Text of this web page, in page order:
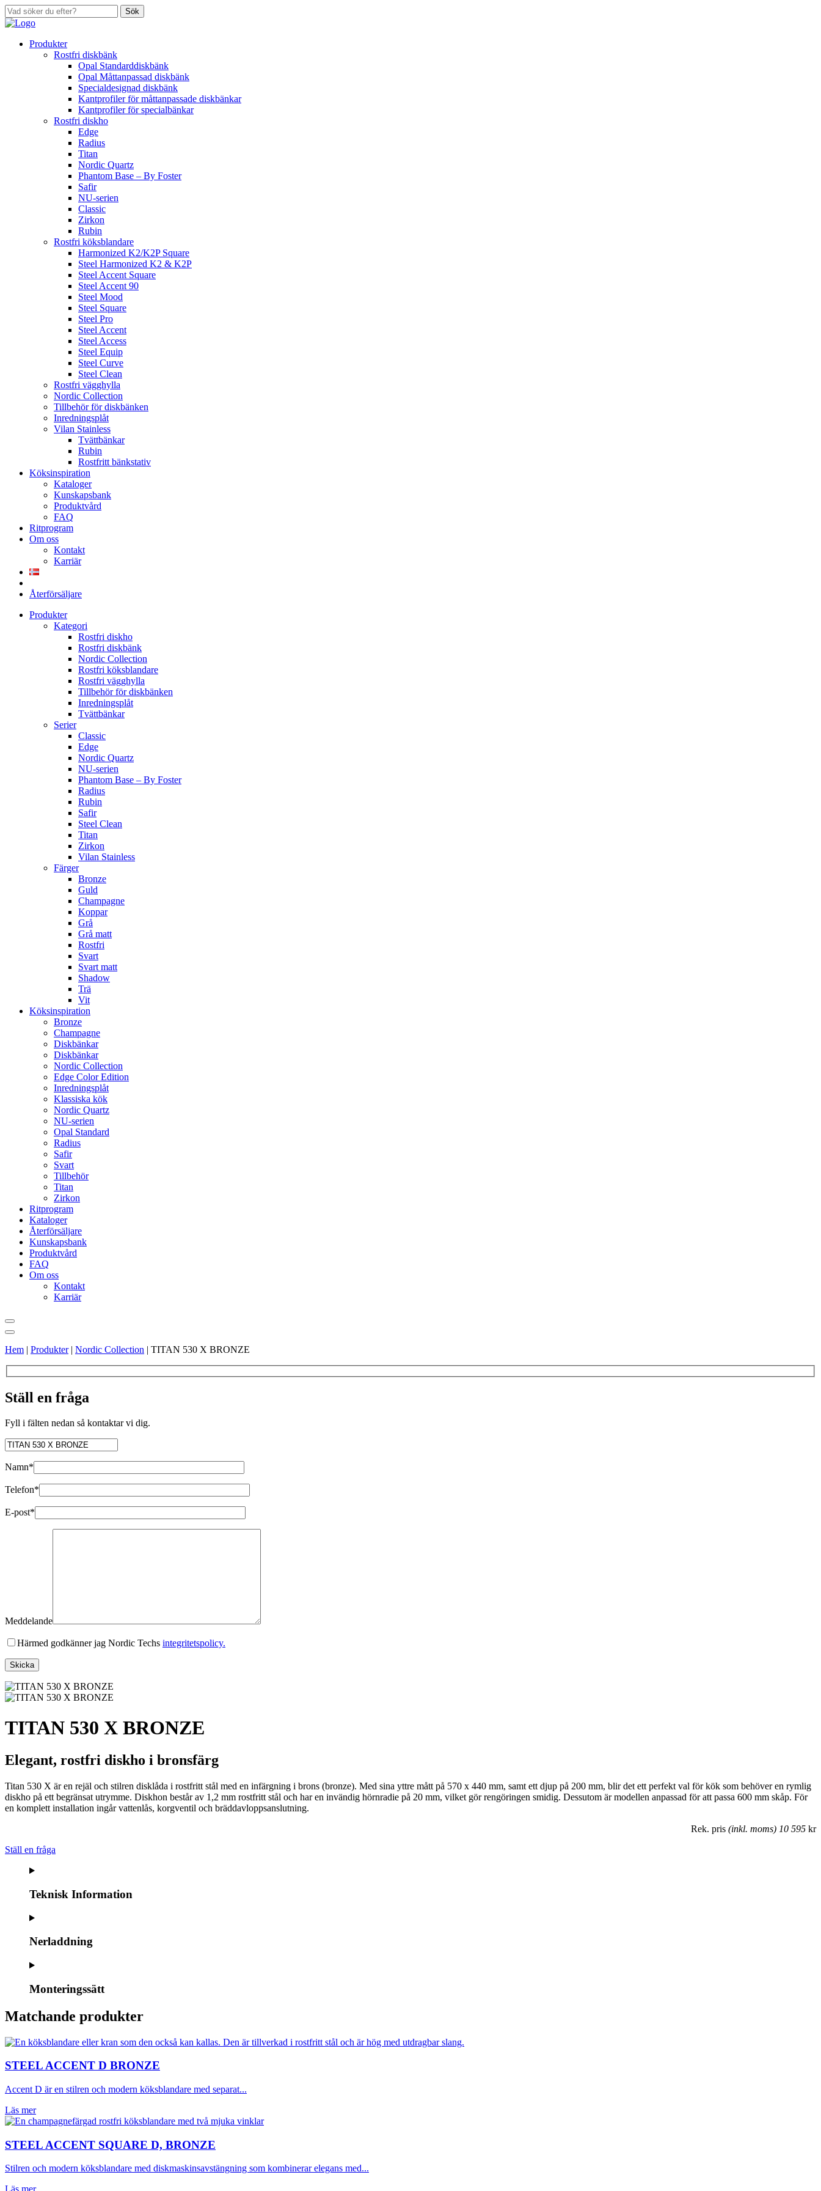
Sök
Produkter
Rostfri diskbänk
Opal Standarddiskbänk
Opal Måttanpassad diskbänk
Specialdesignad diskbänk
Kantprofiler för måttanpassade diskbänkar
Kantprofiler för specialbänkar
Rostfri diskho
Edge
Radius
Titan
Nordic Quartz
Phantom Base – By Foster
Safir
NU-serien
Classic
Zirkon
Rubin
Rostfri köksblandare
Harmonized K2/K2P Square
Steel Harmonized K2 & K2P
Steel Accent Square
Steel Accent 90
Steel Mood
Steel Square
Steel Pro
Steel Accent
Steel Access
Steel Equip
Steel Curve
Steel Clean
Rostfri vägghylla
Nordic Collection
Tillbehör för diskbänken
Inredningsplåt
Vilan Stainless
Tvättbänkar
Rubin
Rostfritt bänkstativ
Köksinspiration
Kataloger
Kunskapsbank
Produktvård
FAQ
Ritprogram
Om oss
Kontakt
Karriär
Återförsäljare
Produkter
Kategori
Rostfri diskho
Rostfri diskbänk
Nordic Collection
Rostfri köksblandare
Rostfri vägghylla
Tillbehör för diskbänken
Inredningsplåt
Tvättbänkar
Serier
Classic
Edge
Nordic Quartz
NU-serien
Phantom Base – By Foster
Radius
Rubin
Safir
Steel Clean
Titan
Zirkon
Vilan Stainless
Färger
Bronze
Guld
Champagne
Koppar
Grå
Grå matt
Rostfri
Svart
Svart matt
Shadow
Trä
Vit
Köksinspiration
Bronze
Champagne
Diskbänkar
Diskbänkar
Nordic Collection
Edge Color Edition
Inredningsplåt
Klassiska kök
Nordic Quartz
NU-serien
Opal Standard
Radius
Safir
Svart
Tillbehör
Titan
Zirkon
Ritprogram
Kataloger
Återförsäljare
Kunskapsbank
Produktvård
FAQ
Om oss
Kontakt
Karriär
Hem | Produkter| Nordic Collection | TITAN 530 X BRONZE
Ställ en fråga
Fyll i fälten nedan så kontaktar vi dig.
Namn*
Telefon*
E-post*
Meddelande
Härmed godkänner jag Nordic Techs integritetspolicy.
TITAN 530 X BRONZE
Elegant, rostfri diskho i bronsfärg
Titan 530 X är en rejäl och stilren disklåda i rostfritt stål med en infärgning i brons (bronze). Med sina yttre mått på 570 x 440 mm, samt ett djup på 200 mm, blir det ett perfekt val för kök som behöver en rymlig
diskho på ett begränsat utrymme. Diskhon består av 1,2 mm rostfritt stål och har en invändig hörnradie på 20 mm, vilket gör rengöringen smidig. Dessutom är modellen anpassad för att passa 600 mm skåp. För
en komplett installation ingår vattenlås, korgventil och bräddavloppsanslutning.
Rek. pris (inkl. moms) 10 595 kr
Ställ en fråga
Teknisk Information
Nerladdning
Monteringssätt
Matchande produkter
STEEL ACCENT D BRONZE
Accent D är en stilren och modern köksblandare med separat...
Läs mer
STEEL ACCENT SQUARE D, BRONZE
Stilren och modern köksblandare med diskmaskinsavstängning som kombinerar elegans med...